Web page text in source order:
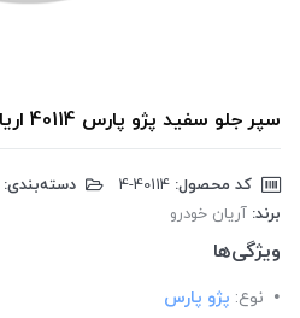
سپر جلو سفید پژو پارس 40114 اریان خودرو
کد محصول: دسته‌بندی:
برند: آریان خودرو
ویژگی‌ها
نوع: پژو پارس